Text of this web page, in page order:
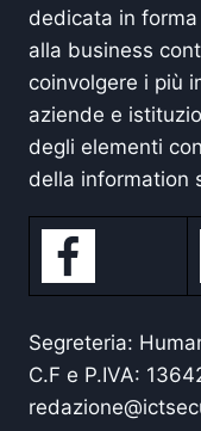
dedicata in
alla business
coinvolgere i più
aziende e
degli elementi
della information
Segreteria:
C.F e P.IVA: